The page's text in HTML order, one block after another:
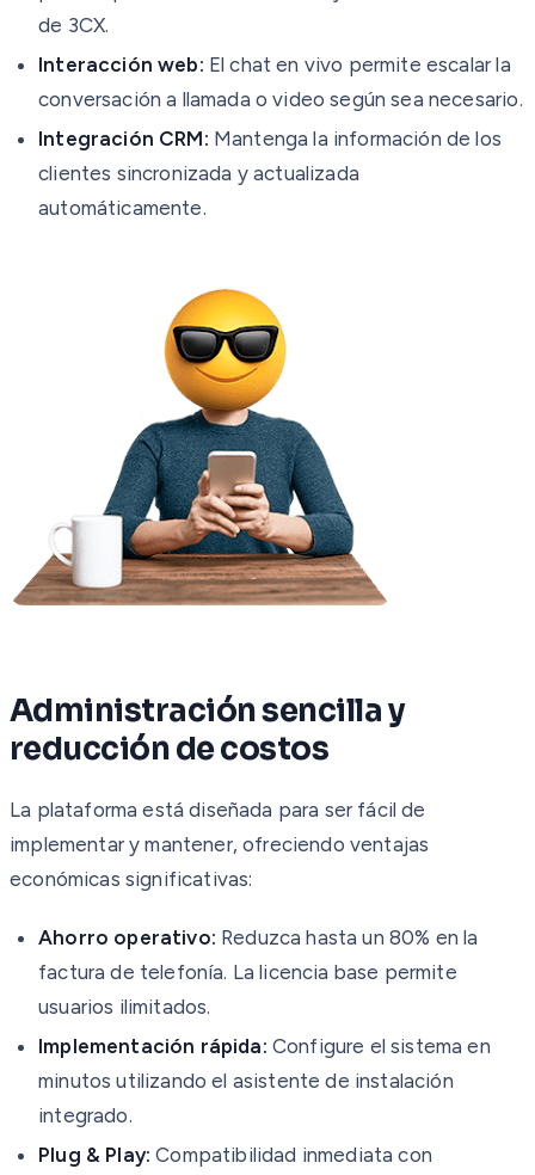
de 3CX.
Interacción web: El chat en vivo permite escalar la
conversación a llamada o video según sea necesario.
Integración CRM: Mantenga la información de los
clientes sincronizada y actualizada
automáticamente.
Administración sencilla y
reducción de costos
La plataforma está diseñada para ser fácil de
implementar y mantener, ofreciendo ventajas
económicas significativas:
Ahorro operativo: Reduzca hasta un 80% en la
factura de telefonía. La licencia base permite
usuarios ilimitados.
Implementación rápida: Configure el sistema en
minutos utilizando el asistente de instalación
integrado.
Plug & Play: Compatibilidad inmediata con